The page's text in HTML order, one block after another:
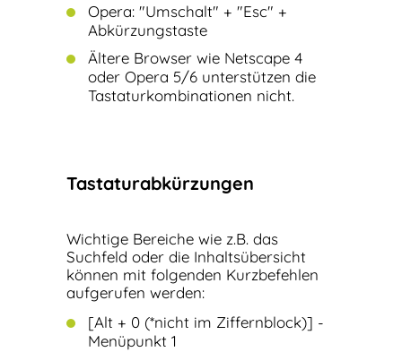
Opera: "Umschalt" + "Esc" +
Abkürzungstaste
Ältere Browser wie Netscape 4
oder Opera 5/6 unterstützen die
Tastaturkombinationen nicht.
Tastaturabkürzungen
Wichtige Bereiche wie z.B. das
Suchfeld oder die Inhaltsübersicht
können mit folgenden Kurzbefehlen
aufgerufen werden:
[Alt + 0 (*nicht im Ziffernblock)] -
Menüpunkt 1